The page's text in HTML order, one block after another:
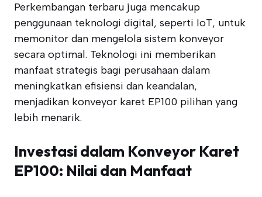
Perkembangan terbaru juga mencakup
penggunaan teknologi digital, seperti IoT, untuk
memonitor dan mengelola sistem konveyor
secara optimal. Teknologi ini memberikan
manfaat strategis bagi perusahaan dalam
meningkatkan efisiensi dan keandalan,
menjadikan konveyor karet EP100 pilihan yang
lebih menarik.
Investasi dalam Konveyor Karet
EP100: Nilai dan Manfaat